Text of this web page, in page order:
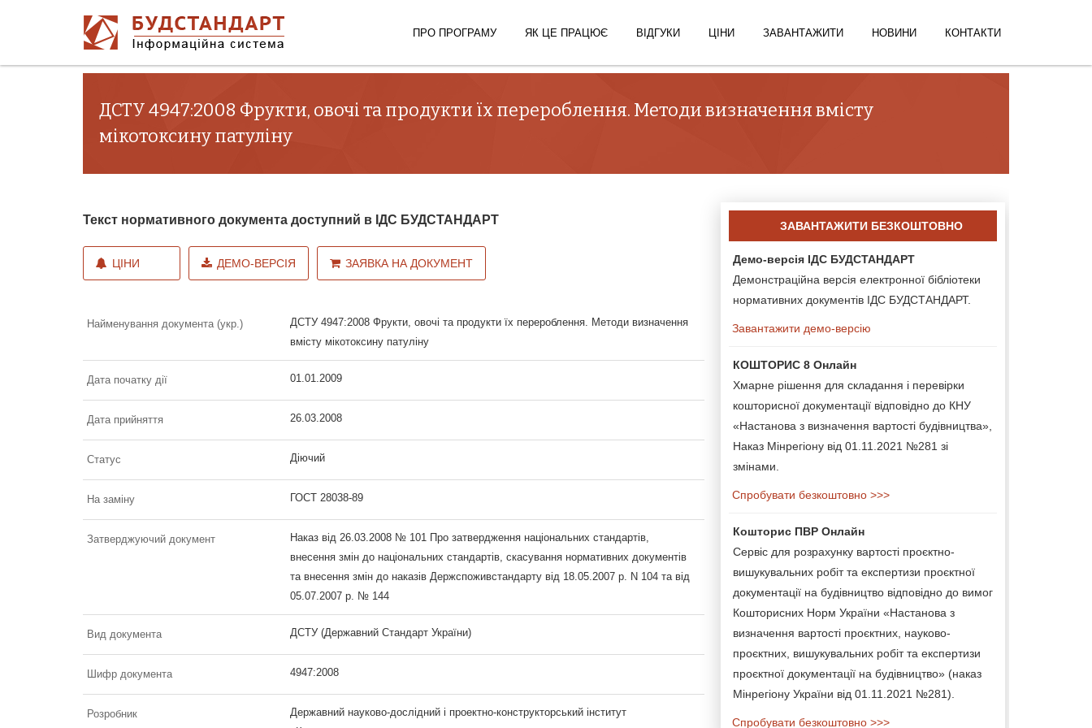
ПРО ПРОГРАМУ ЯК ЦЕ ПРАЦЮЄ ВІДГУКИ ЦІНИ ЗАВАНТАЖИТИ НОВИНИ КОНТАКТИ
ДСТУ 4947:2008 Фрукти, овочі та продукти їх перероблення. Методи визначення вмісту
мікотоксину патуліну
Текст нормативного документа доступний в ІДС БУДСТАНДАРТ
ЦІНИ ДЕМО-ВЕРСІЯ ЗАЯВКА НА ДОКУМЕНТ
Найменування документа (укр.)
ДСТУ 4947:2008 Фрукти, овочі та продукти їх перероблення. Методи визначення
вмісту мікотоксину патуліну
Дата початку дії 01.01.2009
Дата прийняття 26.03.2008
Статус Діючий
На заміну ГОСТ 28038-89
Затверджуючий документ
Наказ від 26.03.2008 № 101 Про затвердження національних стандартів,
внесення змін до національних стандартів, скасування нормативних документів
та внесення змін до наказів Держспоживстандарту від 18.05.2007 р. N 104 та від
05.07.2007 р. № 144
Вид документа ДСТУ (Державний Стандарт України)
Шифр документа 4947:2008
Розробник
Державний науково-дослідний і проектно-конструкторський інститут
ЗАВАНТАЖИТИ БЕЗКОШТОВНО
Демо-версія ІДС БУДСТАНДАРТ
Демонстраційна версія електронної бібліотеки
нормативних документів ІДС БУДСТАНДАРТ.
Завантажити демо-версію
КОШТОРИС 8 Онлайн
Хмарне рішення для складання і перевірки
кошторисної документації відповідно до КНУ
«Настанова з визначення вартості будівництва»,
Наказ Мінрегіону від 01.11.2021 №281 зі
змінами.
Спробувати безкоштовно >>>
Кошторис ПВР Онлайн
Сервіс для розрахунку вартості проєктно-
вишукувальних робіт та експертизи проєктної
документації на будівництво відповідно до вимог
Кошторисних Норм України «Настанова з
визначення вартості проєктних, науково-
проєктних, вишукувальних робіт та експертизи
проєктної документації на будівництво» (наказ
Мінрегіону України від 01.11.2021 №281).
Спробувати безкоштовно >>>